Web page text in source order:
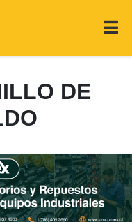
DE